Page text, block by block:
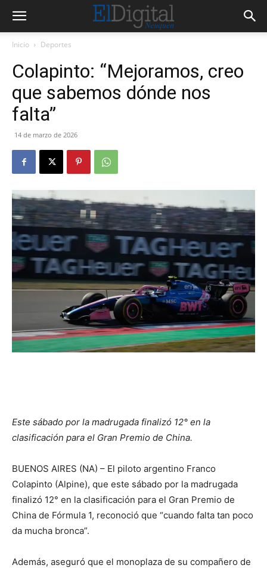
Inicio Deportes
Colapinto: “Mejoramos, creo
que sabemos dónde nos
falta”
14 de marzo de 2026
Este sábado por la madrugada finalizó 12° en la
clasificación para el Gran Premio de China.
BUENOS AIRES (NA) – El piloto argentino Franco
Colapinto (Alpine), que este sábado por la madrugada
finalizó 12° en la clasificación para el Gran Premio de
China de Fórmula 1, reconoció que “cuando falta tan poco
da mucha bronca”.
Además, aseguró que el monoplaza de su compañero de